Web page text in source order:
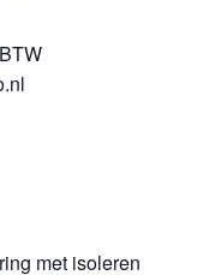
met isoleren